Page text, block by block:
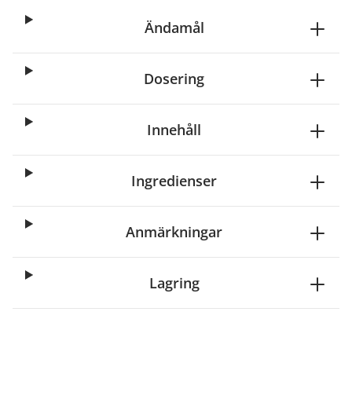
Ändamål
Dosering
Innehåll
Ingredienser
Anmärkningar
Lagring